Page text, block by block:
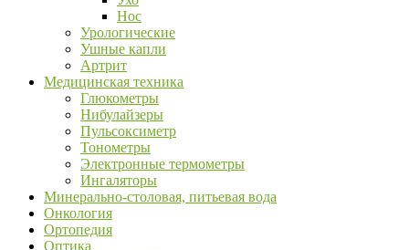
Нос
Урологические
Ушные капли
Артрит
Медицинская техника
Глюкометры
Нибулайзеры
Пульсоксиметр
Тонометры
Электронные термометры
Ингаляторы
Минерально-столовая, питьевая вода
Онкология
Ортопедия
Оптика